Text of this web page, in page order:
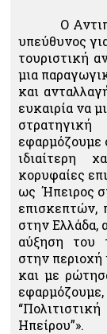
Ο
υπεύθυνος
τουριστική
μια
και
ευκαιρία να
εφαρμόζουμε
ιδιαίτερη
κορυφαίες
ως Ήπειρος
επισκεπτών,
στην Ελλάδα,
αύξηση του
στην περιοχή
και με
Ηπείρου”».